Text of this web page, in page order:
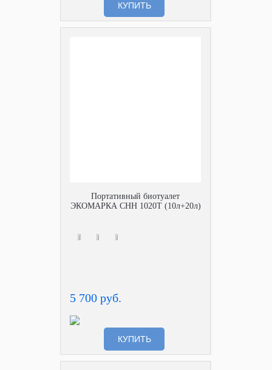
КУПИТЬ
Портативный биотуалет
ЭКОМАРКА СНН 1020Т (10л+20л)
5 700 руб.
КУПИТЬ